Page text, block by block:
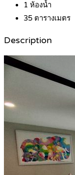
1 ห้องน้ำ
35 ตารางเมตร
Description